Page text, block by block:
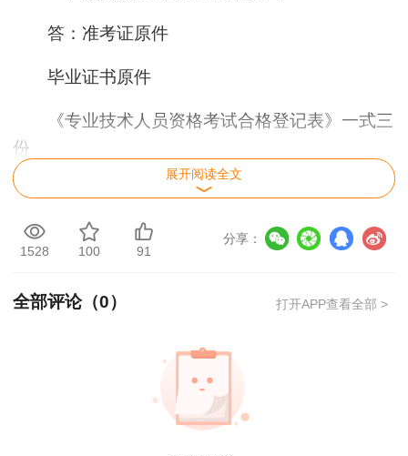
答： 准考证原件
毕业证书原件
《专业技术人员资格考试合格登记表》一式三
份
领取须持本人身份证（护照或驾照）原件、免
冠证件照片若干张
原件
求的证件（以上信息仅供参考,具体要求以当地规
详情点击>>
二、纸质证书领取方式
展开阅读全文
1528 100 91
分享：
全部评论（0） 打开APP查看全部 >